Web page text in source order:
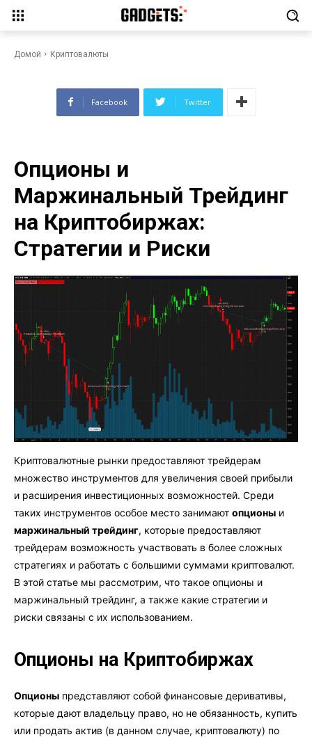
Домой Криптовалюты
Трейдинг на Криптобиржах:
Facebook Twitter
Опционы и
Маржинальный Трейдинг
на Криптобиржах:
Стратегии и Риски
Криптовалютные рынки предоставляют трейдерам
множество инструментов для увеличения своей прибыли
и расширения инвестиционных возможностей. Среди
таких инструментов особое место занимают опционы и
маржинальный трейдинг, которые предоставляют
трейдерам возможность участвовать в более сложных
стратегиях и работать с большими суммами криптовалют.
В этой статье мы рассмотрим, что такое опционы и
маржинальный трейдинг, а также какие стратегии и
риски связаны с их использованием.
Опционы на Криптобиржах
Опционы представляют собой финансовые деривативы,
которые дают владельцу право, но не обязанность, купить
или продать актив (в данном случае, криптовалюту) по